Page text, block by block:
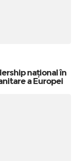
național în
a Europei